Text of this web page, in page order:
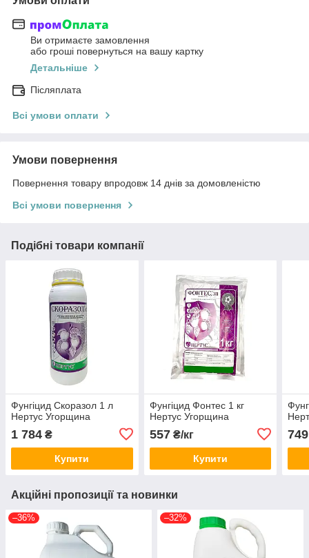
Ви отримаєте замовлення
або гроші повернуться на вашу картку
Детальніше
Післяплата
Всі умови оплати
Умови повернення
Повернення товару впродовж 14 днів за домовленістю
Всі умови повернення
Подібні товари компанії
Фунгіцид Скоразол 1 л
Нертус Угорщина
1 784 ₴
Купити
Фунгіцид Фонтес 1 кг
Нертус Угорщина
557₴/кг
Купити
749
Акційні пропозиції та новинки
–36% –32%